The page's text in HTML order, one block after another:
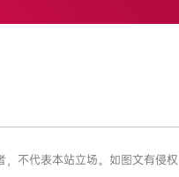
不代表本站立场。如图文有侵